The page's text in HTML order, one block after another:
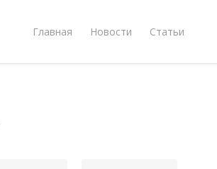
Главная Новости Статьи